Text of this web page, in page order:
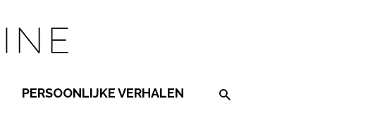
PERSOONLIJKE VERHALEN Search on the website